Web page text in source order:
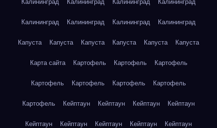
Калининград Калининград Калининград Калининград
Калининград Калининград Калининград Калининград
Капуста Капуста Капуста Капуста Капуста Капуста
Карта сайта Картофель Картофель Картофель
Картофель Картофель Картофель Картофель
Картофель Кейптаун Кейптаун Кейптаун Кейптаун
Кейптаун Кейптаун Кейптаун Кейптаун Кейптаун